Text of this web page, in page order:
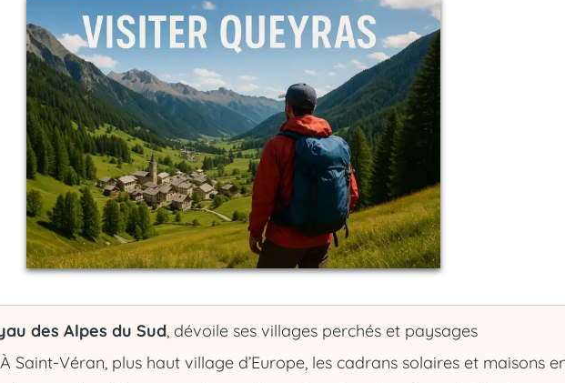
des Alpes du Sud, dévoile ses villages perchés et paysages
Saint-Véran, plus haut village d’Europe, les cadrans solaires et maisons